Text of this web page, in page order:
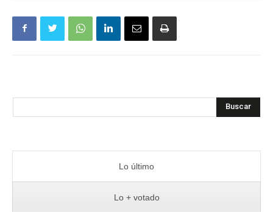
Buscar
Lo último
Lo + votado